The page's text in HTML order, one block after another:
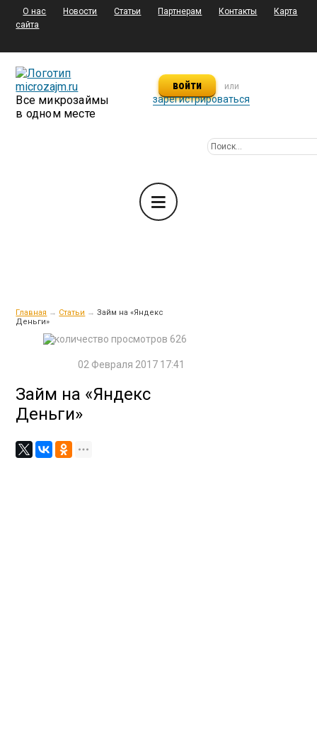
О нас Новости Статьи Партнерам Контакты
Карта
сайта
Все микрозаймы
в одном месте
войти или
зарегистрироваться
Главная → Статьи → Займ на «Яндекс
Деньги»
626
02 Февраля 2017 17:41
Займ на «Яндекс
Деньги»